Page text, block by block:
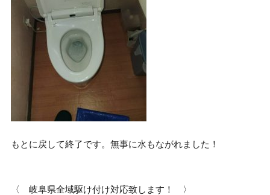
もとに戻して終了です。無事に水もながれました！
〈 岐阜県全域駆け付け対応致します！ 〉